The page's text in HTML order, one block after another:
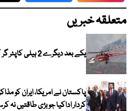
متعلقہ خبریں
یکے بعد دیگرے 2 ہیلی کاپٹر گر کر تباہ؛ متعدد ہلاکتیں
پاکستان نے امریکا، ایران کو
کردار اداکیا جو بڑی طاقتیں نہ